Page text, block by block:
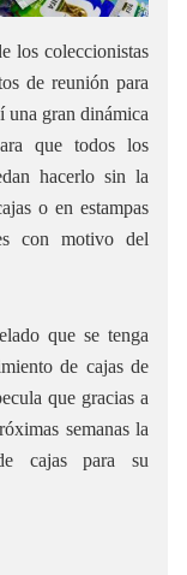
los coleccionistas
de reunión para
una gran dinámica
que todos los
hacerlo sin la
o en estampas
con motivo del
que se tenga
de cajas de
que gracias a
semanas la
cajas para su